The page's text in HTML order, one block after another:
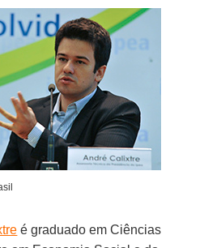
é graduado em Ciências